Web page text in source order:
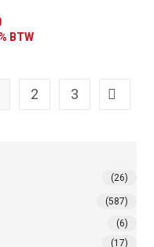
BTW
2 3
(26)
(587)
(6)
(17)